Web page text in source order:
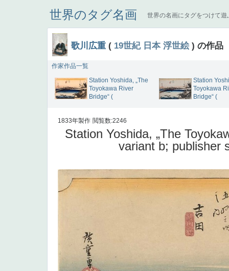
世界のタグ名画 世界の名画にタグをつけて遊
歌川広重 ( 19世紀 日本 浮世絵) の作品
作家作品一覧
Station Yoshida, „The
Toyokawa River
Bridge“ (
Station
Toyokawa
Bridge“ (
1833年製作 閲覧数:2246
Station Yoshida, „The
variant b; publisher